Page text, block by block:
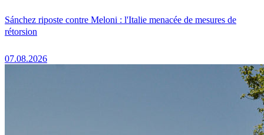
Sánchez riposte contre Meloni : l'Italie menacée de mesures de
rétorsion
07.08.2026